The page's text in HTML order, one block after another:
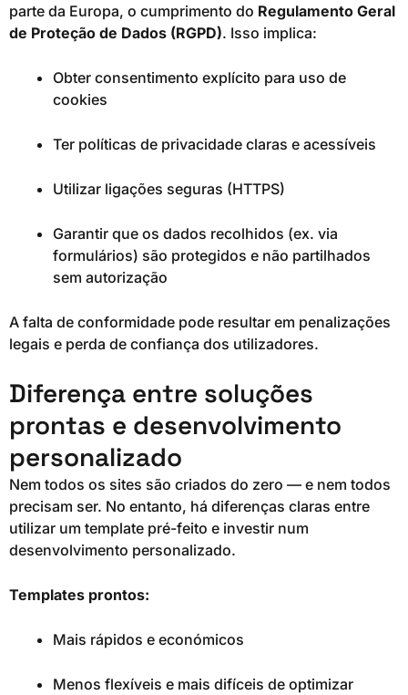
parte da Europa, o cumprimento do Regulamento Geral
de Proteção de Dados (RGPD). Isso implica:
Obter consentimento explícito para uso de
cookies
Ter políticas de privacidade claras e acessíveis
Utilizar ligações seguras (HTTPS)
Garantir que os dados recolhidos (ex. via
formulários) são protegidos e não partilhados
sem autorização
A falta de conformidade pode resultar em penalizações
legais e perda de confiança dos utilizadores.
Diferença entre soluções
prontas e desenvolvimento
personalizado
Nem todos os sites são criados do zero — e nem todos
precisam ser. No entanto, há diferenças claras entre
utilizar um template pré-feito e investir num
desenvolvimento personalizado.
Templates prontos:
Mais rápidos e económicos
Menos flexíveis e mais difíceis de optimizar